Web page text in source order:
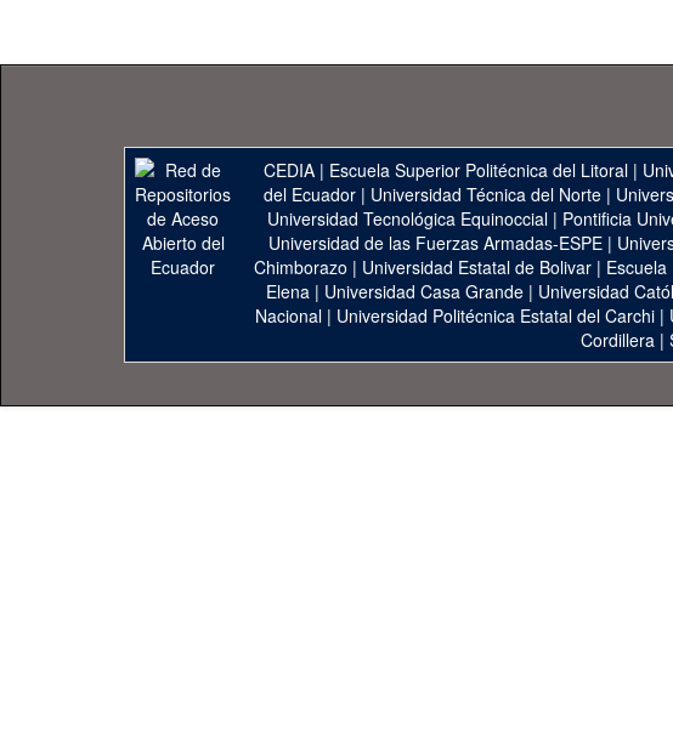
CEDIA | Escuela Superior Politécnica del Litoral |
del Ecuador| Universidad Técnica del Norte|
Universidad Tecnológica Equinoccial| Pontificia
Universidad de las Fuerzas Armadas-ESPE |
Chimborazo | Universidad Estatal de Bolivar|
Elena | Universidad Casa Grande | Universidad
Nacional | Universidad Politécnica Estatal del Carchi |
Cordillera|